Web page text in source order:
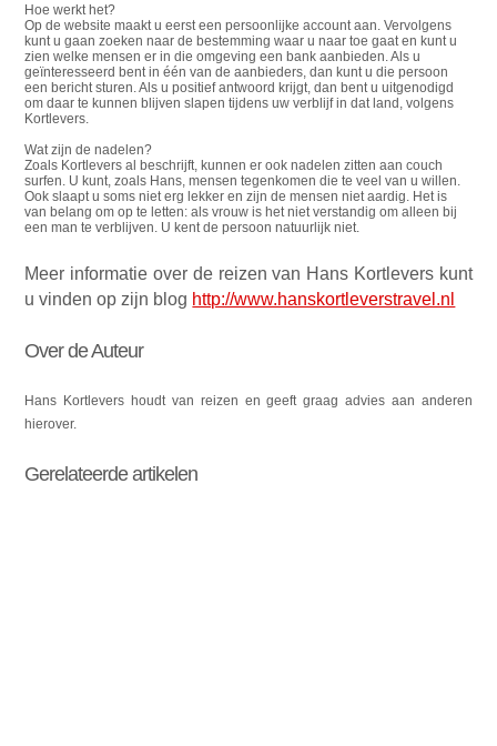
Hoe werkt het?
Op de website maakt u eerst een persoonlijke account aan. Vervolgens
kunt u gaan zoeken naar de bestemming waar u naar toe gaat en kunt u
zien welke mensen er in die omgeving een bank aanbieden. Als u
geïnteresseerd bent in één van de aanbieders, dan kunt u die persoon
een bericht sturen. Als u positief antwoord krijgt, dan bent u uitgenodigd
om daar te kunnen blijven slapen tijdens uw verblijf in dat land, volgens
Kortlevers.
Wat zijn de nadelen?
Zoals Kortlevers al beschrijft, kunnen er ook nadelen zitten aan couch
surfen. U kunt, zoals Hans, mensen tegenkomen die te veel van u willen.
Ook slaapt u soms niet erg lekker en zijn de mensen niet aardig. Het is
van belang om op te letten: als vrouw is het niet verstandig om alleen bij
een man te verblijven. U kent de persoon natuurlijk niet.
Meer informatie over de reizen van Hans Kortlevers kunt
u vinden op zijn blog http://www.hanskortleverstravel.nl
Over de Auteur
Hans Kortlevers houdt van reizen en geeft graag advies aan anderen
hierover.
Gerelateerde artikelen